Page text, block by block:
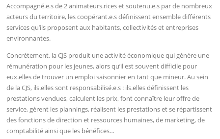
Accompagné.e.s de 2 animateurs.rices et soutenu.e.s par de nombreux
acteurs du territoire, les coopérant.e.s définissent ensemble différents
services qu’ils proposent aux habitants, collectivités et entreprises
environnantes.
Concrètement, la CJS produit une activité économique qui génère une
rémunération pour les jeunes, alors qu’il est souvent difficile pour
eux.elles de trouver un emploi saisonnier en tant que mineur. Au sein
de la CJS, ils.elles sont responsabilisé.e.s : ils.elles définissent les
prestations vendues, calculent les prix, font connaître leur offre de
service, gèrent les plannings, réalisent les prestations et se répartissent
des fonctions de direction et ressources humaines, de marketing, de
comptabilité ainsi que les bénéfices…